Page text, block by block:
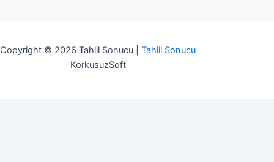
Copyright © 2026 Tahlil Sonucu | Tahlil Sonucu
KorkusuzSoft